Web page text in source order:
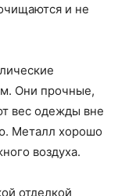
и не
Они прочные,
вес одежды вне
Металл хорошо
воздуха.
отделкой